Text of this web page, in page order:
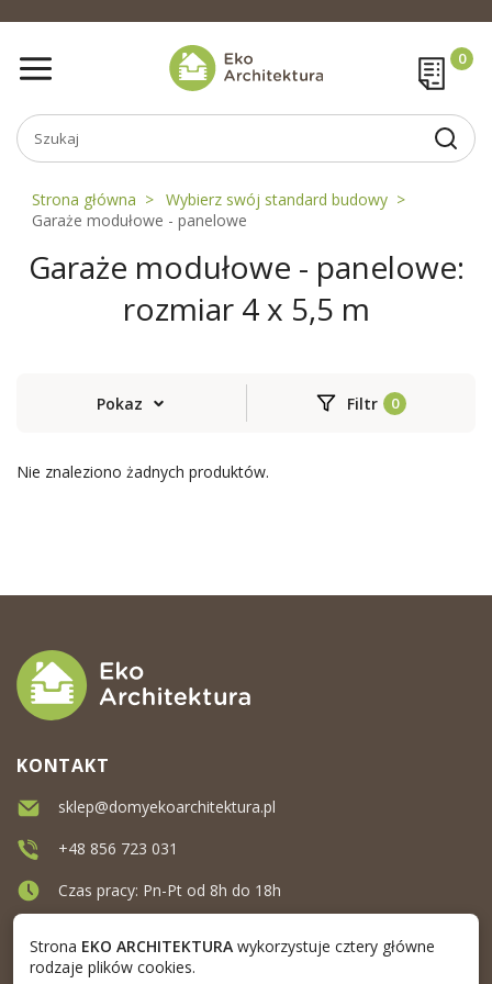
Strona główna
Wybierz swój standard budowy
Garaże modułowe - panelowe
Garaże modułowe - panelowe:
rozmiar 4 x 5,5 m
Pokaz Filtr
Nie znaleziono żadnych produktów.
KONTAKT
sklep@domyekoarchitektura.pl
+48 856 723 031
Czas pracy: Pn-Pt od 8h do 18h
Strona EKO ARCHITEKTURAwykorzystuje cztery główne
rodzaje plików cookies.